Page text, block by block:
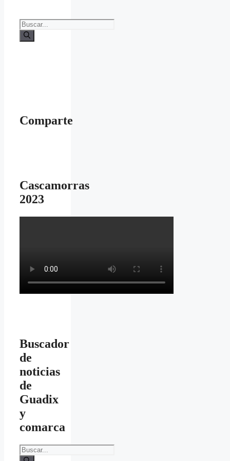
Buscar:
Comparte
Cascamorras
2023
Buscador
de
noticias
de
Guadix
y
comarca
Buscar: